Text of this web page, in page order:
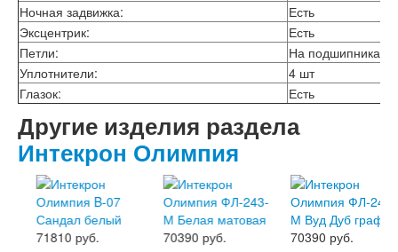
Лабиринт Урбан
Лабиринт Шторм
Лабиринт Эволаб
Двери Про
Двери Интекрон
Интекрон Брайтон Антрацит
Интекрон Вектор
Интекрон Гектор
Интекрон Греция
Интекрон Италия
Интекрон Колизей
Интекрон Колизей Белый
Интекрон Неаполь
Ночная задвижка:
Есть
Эксцентрик:
Есть
Петли:
На подшипниках,
Уплотнители:
4 шт
Глазок:
Есть
Другие изделия раздела
Интекрон Олимпия
71810 руб. 70390 руб. 70390 руб.